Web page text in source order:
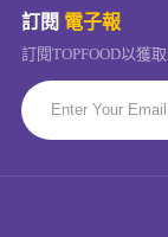
訂閱 電子報
訂閱TOPFOOD以獲